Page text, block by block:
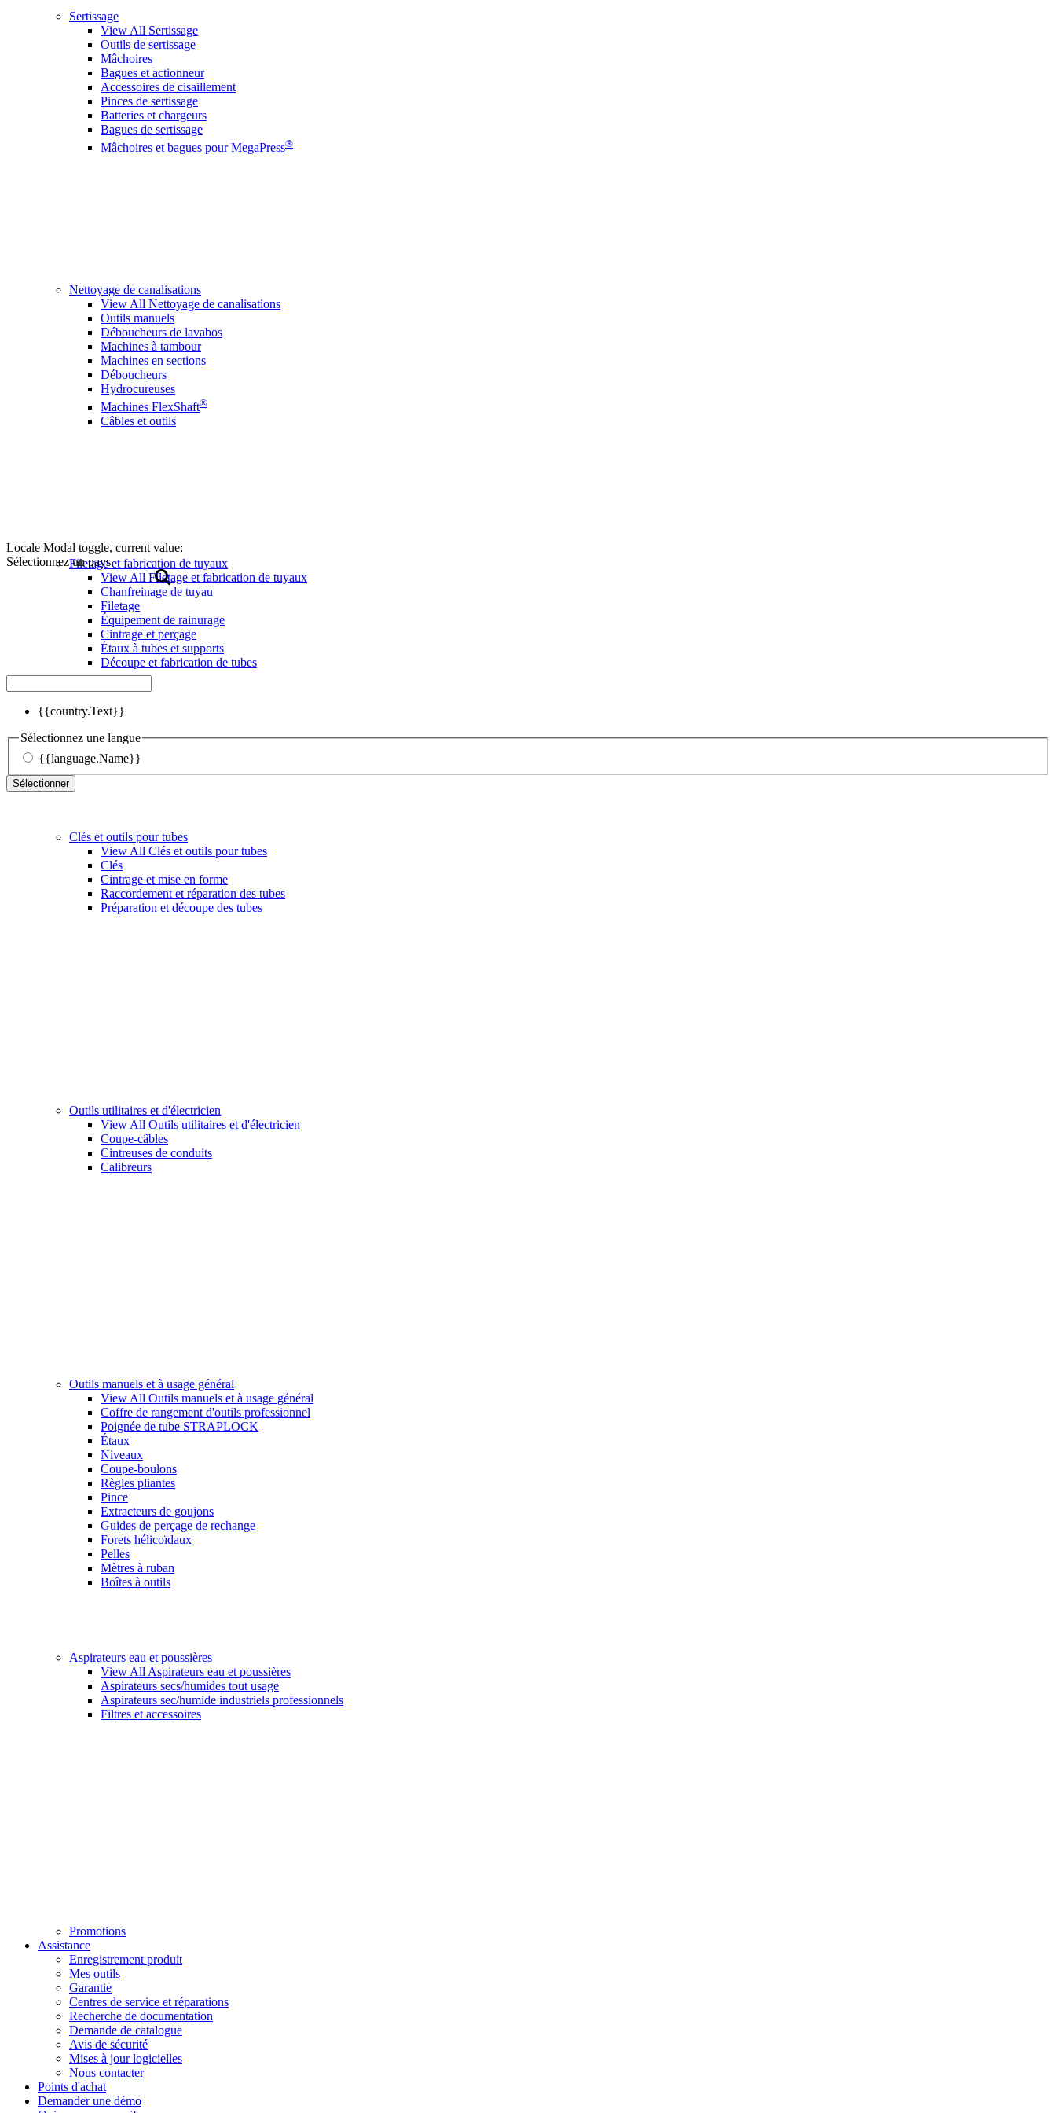
Locale Modal toggle, current value:
Sélectionnez un pays
{{country.Text}}
Sélectionnez une langue
{{language.Name}}
Sélectionner
Sertissage
View All Sertissage
Outils de sertissage
Mâchoires
Bagues et actionneur
Accessoires de cisaillement
Pinces de sertissage
Batteries et chargeurs
Bagues de sertissage
Mâchoires et bagues pour MegaPress®
Nettoyage de canalisations
View All Nettoyage de canalisations
Outils manuels
Déboucheurs de lavabos
Machines à tambour
Machines en sections
Déboucheurs
Hydrocureuses
Machines FlexShaft®
Câbles et outils
Filetage et fabrication de tuyaux
View All Filetage et fabrication de tuyaux
Chanfreinage de tuyau
Filetage
Équipement de rainurage
Cintrage et perçage
Étaux à tubes et supports
Découpe et fabrication de tubes
Clés et outils pour tubes
View All Clés et outils pour tubes
Clés
Cintrage et mise en forme
Raccordement et réparation des tubes
Préparation et découpe des tubes
Outils utilitaires et d'électricien
View All Outils utilitaires et d'électricien
Coupe-câbles
Cintreuses de conduits
Calibreurs
Outils manuels et à usage général
View All Outils manuels et à usage général
Coffre de rangement d'outils professionnel
Poignée de tube STRAPLOCK
Étaux
Niveaux
Coupe-boulons
Règles pliantes
Pince
Extracteurs de goujons
Guides de perçage de rechange
Forets hélicoïdaux
Pelles
Mètres à ruban
Boîtes à outils
Aspirateurs eau et poussières
View All Aspirateurs eau et poussières
Aspirateurs secs/humides tout usage
Aspirateurs sec/humide industriels professionnels
Filtres et accessoires
Promotions
Assistance
Enregistrement produit
Mes outils
Garantie
Centres de service et réparations
Recherche de documentation
Demande de catalogue
Avis de sécurité
Mises à jour logicielles
Nous contacter
Points d'achat
Demander une démo